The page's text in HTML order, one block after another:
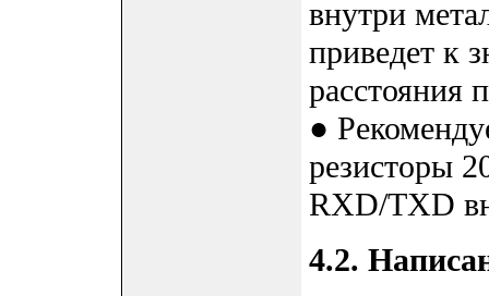
внутри
приведет к
расстояния
●
резисторы
RXD/TXD
4.2.